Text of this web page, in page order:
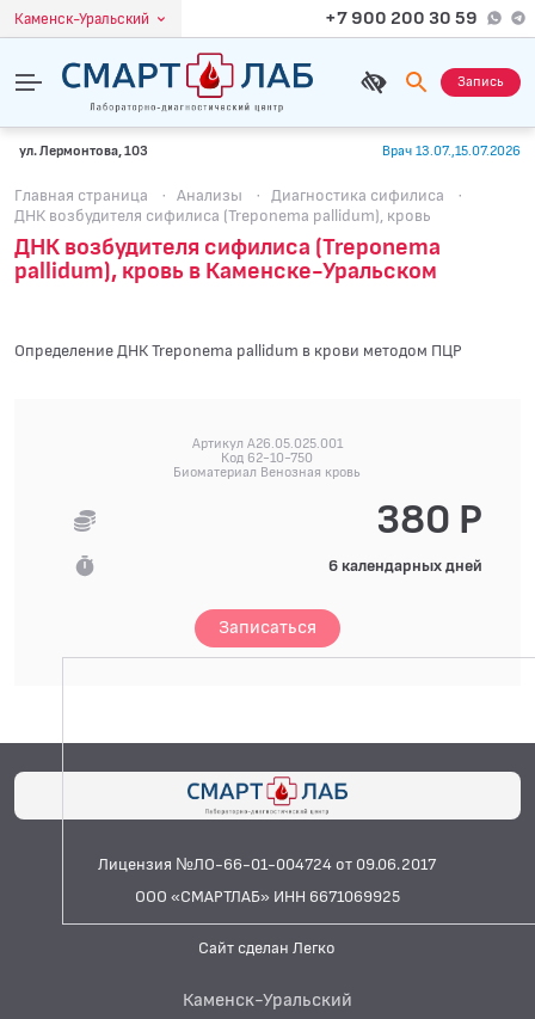
Каменск-Уральский +7 900 200 30 59
Запись
ул. Лермонтова, 103 Врач 13.07.,15.07.2026
Главная страница · Анализы · Диагностика сифилиса
·
ДНК возбудителя сифилиса (Treponema pallidum), кровь
ДНК возбудителя сифилиса (Treponema
pallidum), кровь в Каменске-Уральском
Определение ДНК Treponema pallidum в крови методом ПЦР
Артикул A26.05.025.001
Код 62-10-750
Биоматериал Венозная кровь
380 Р
6 календарных дней
Записаться
Лицензия №ЛО-66-01-004724 от 09.06.2017
ООО «СМАРТЛАБ» ИНН 6671069925
Сайт сделан Легко
Каменск-Уральский